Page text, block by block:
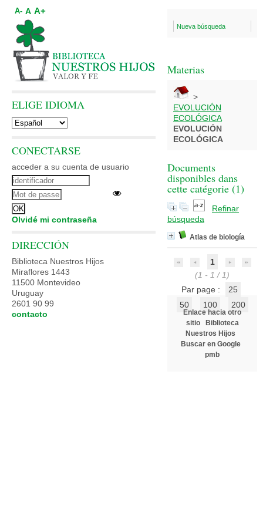
Nueva búsqueda
Materias
>
EVOLUCIÓN
ECOLÓGICA
EVOLUCIÓN
ECOLÓGICA
Documents
disponibles dans
cette catégorie (1)
Refinar
búsqueda
Atlas de biología
1
(1 - 1 / 1)
Par page :
25
50
100 200
Enlace hacia otro
sitio
Biblioteca
Nuestros Hijos
Buscar en Google
pmb
A- A A+
ELIGE IDIOMA
CONECTARSE
acceder a su cuenta de usuario
Olvidé mi contraseña
DIRECCIÓN
Biblioteca Nuestros Hijos
Miraflores 1443
11500 Montevideo
Uruguay
2601 90 99
contacto